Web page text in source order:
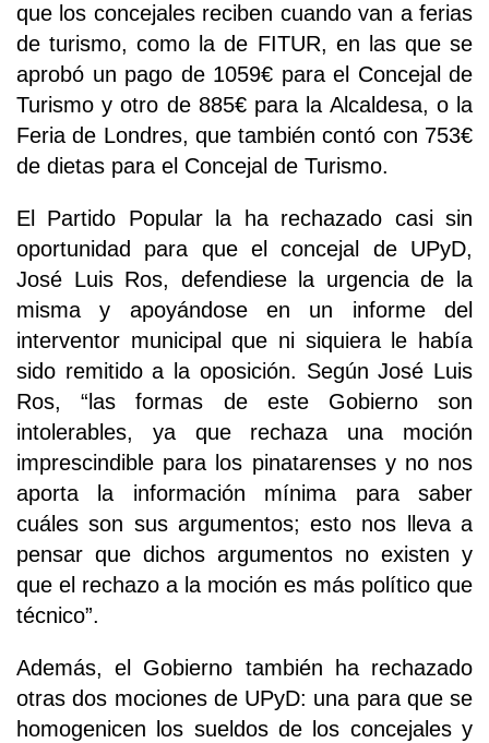
que los concejales reciben cuando van a ferias
de turismo, como la de FITUR, en las que se
aprobó un pago de 1059€ para el Concejal de
Turismo y otro de 885€ para la Alcaldesa, o la
Feria de Londres, que también contó con 753€
de dietas para el Concejal de Turismo.
El Partido Popular la ha rechazado casi sin
oportunidad para que el concejal de UPyD,
José Luis Ros, defendiese la urgencia de la
misma y apoyándose en un informe del
interventor municipal que ni siquiera le había
sido remitido a la oposición. Según José Luis
Ros, “las formas de este Gobierno son
intolerables, ya que rechaza una moción
imprescindible para los pinatarenses y no nos
aporta la información mínima para saber
cuáles son sus argumentos; esto nos lleva a
pensar que dichos argumentos no existen y
que el rechazo a la moción es más político que
técnico”.
Además, el Gobierno también ha rechazado
otras dos mociones de UPyD: una para que se
homogenicen los sueldos de los concejales y